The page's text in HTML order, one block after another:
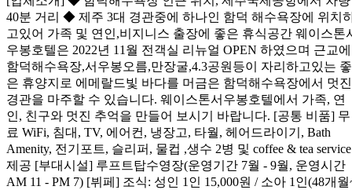
40분 거리 ◆ 제주 3대 경관중에 하나인 함덕 해수욕장에 위치
고있어 가족 및 연인,비지니스 출장에 좋은 휴식공간 웨이스톤
우봉호텔은 2022년 11월 전객실 리뉴얼 OPEN 하였으며 근교에
함덕해수욕장,서우봉오름,만장굴,4.3공원등이 자리하고있는 좋
은 휴양지로 에메랄드빛 바다를 머금은 함덕해수욕장에서 멋진
경관을 마주할 수 있습니다. 웨이스톤서우봉호텔에서 가족, 연
인, 친구와 멋진 추억을 만들어 보시기 바랍니다. [공통 비품] 무
료 WiFi, 침대, TV, 에어컨, 냉장고, 타월, 헤어드라이기, Bath
Amenity, 전기포트, 슬리퍼, 물컵 ,생수 2병 및 coffee & tea service
제공 [부대시설] 루프트탑수영장(운영기간 7월 - 9월, 운영시간
AM 11 - PM 7) [뷔페] 조식: 성인 1인 15,000원 / 소아 1인(48개월